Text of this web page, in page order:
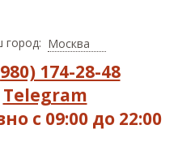
город: Москва
174-28-48
Telegram
с 09:00 до 22:00